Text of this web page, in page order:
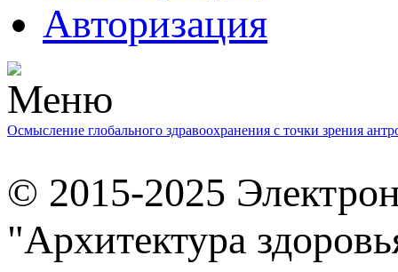
Авторизация
Осмысление глобального здравоохранения с точки зрения
© 2015-2025
"Архитектура